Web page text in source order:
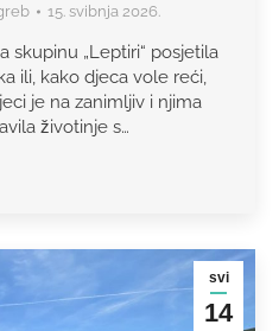
15. svibnja 2026.
skupinu „Leptiri“ posjetila
ili, kako djeca vole reći,
je na zanimljiv i njima
životinje s…
svi
14